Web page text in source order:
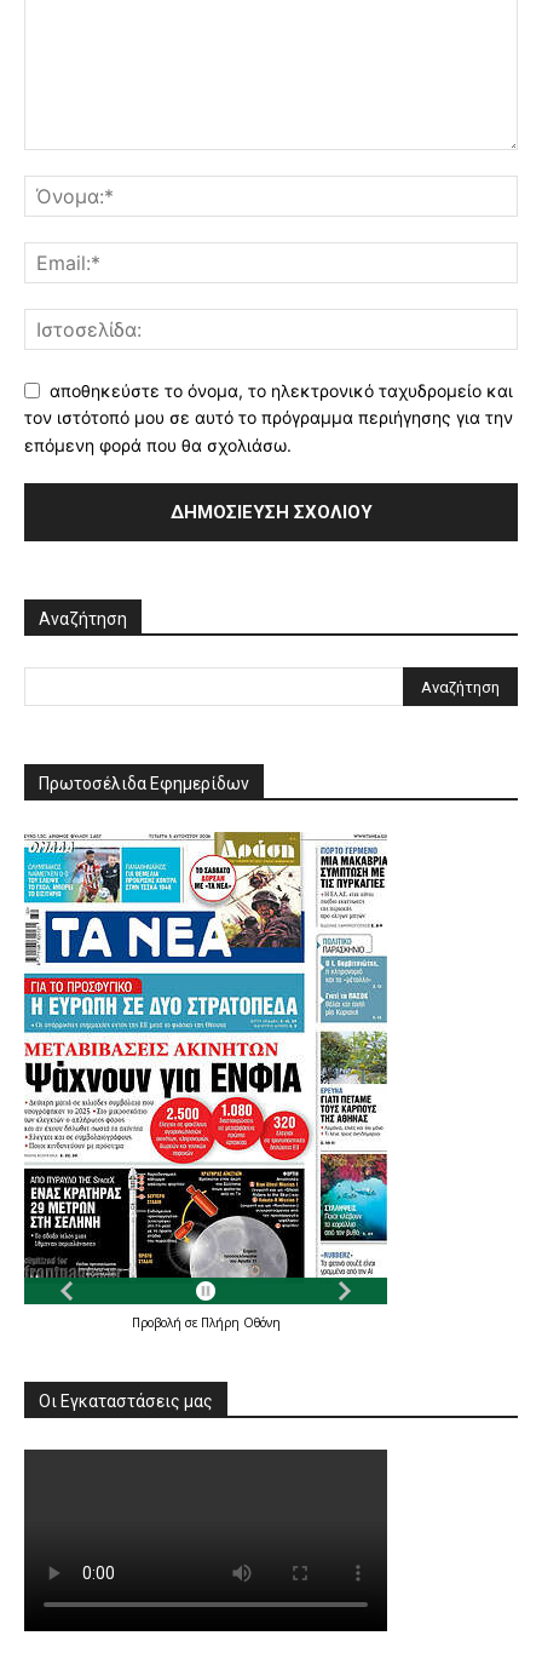
αποθηκεύστε το όνομα, το ηλεκτρονικό ταχυδρομείο και
τον ιστότοπό μου σε αυτό το πρόγραμμα περιήγησης για την
επόμενη φορά που θα σχολιάσω.
Αναζήτηση
Πρωτοσέλιδα Εφημερίδων
Προβολή σε Πλήρη Οθόνη
Οι Εγκαταστάσεις μας